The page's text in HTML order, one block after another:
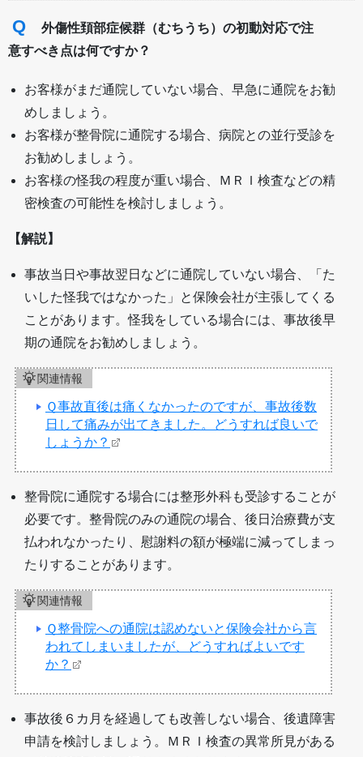
Q
外傷性頚部症候群（むちうち）の初動対応で注
意すべき点は何ですか？
お客様がまだ通院していない場合、早急に通院をお勧
めしましょう。
お客様が整骨院に通院する場合、病院との並行受診を
お勧めしましょう。
お客様の怪我の程度が重い場合、ＭＲＩ検査などの精
密検査の可能性を検討しましょう。
【解説】
事故当日や事故翌日などに通院していない場合、「た
いした怪我ではなかった」と保険会社が主張してくる
ことがあります。怪我をしている場合には、事故後早
期の通院をお勧めしましょう。
関連情報
Ｑ事故直後は痛くなかったのですが、事故後数
日して痛みが出てきました。どうすれば良いで
しょうか？
整骨院に通院する場合には整形外科も受診することが
必要です。整骨院のみの通院の場合、後日治療費が支
払われなかったり、慰謝料の額が極端に減ってしまっ
たりすることがあります。
関連情報
Ｑ整骨院への通院は認めないと保険会社から言
われてしまいましたが、どうすればよいです
か？
事故後６カ月を経過しても改善しない場合、後遺障害
申請を検討しましょう。ＭＲＩ検査の異常所見がある